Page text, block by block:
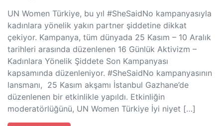
UN Women Türkiye, bu yıl #SheSaidNo kampanyasıyla
kadınlara yönelik yakın partner şiddetine dikkat
çekiyor. Kampanya, tüm dünyada 25 Kasım – 10 Aralık
tarihleri arasında düzenlenen 16 Günlük Aktivizm –
Kadınlara Yönelik Şiddete Son Kampanyası
kapsamında düzenleniyor. #SheSaidNo kampanyasının
lansmanı, 25 Kasım akşamı İstanbul Gazhane’de
düzenlenen bir etkinlikle yapıldı. Etkinliğin
moderatörlüğünü, UN Women Türkiye İyi niyet […]